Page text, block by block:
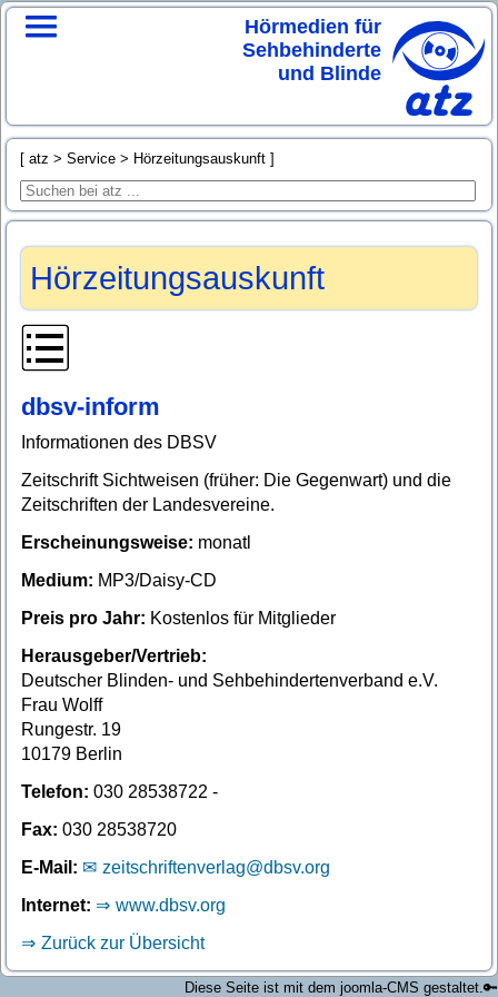
Hörmedien für
Sehbehinderte
und Blinde
atz Service Hörzeitungsauskunft
Hörzeitungsauskunft
dbsv-inform
Informationen des DBSV
Zeitschrift Sichtweisen (früher: Die Gegenwart) und die
Zeitschriften der Landesvereine.
Erscheinungsweise: monatl
Medium: MP3/Daisy-CD
Preis pro Jahr: Kostenlos für Mitglieder
Herausgeber/Vertrieb:
Deutscher Blinden- und Sehbehindertenverband e.V.
Frau Wolff
Rungestr. 19
10179 Berlin
Telefon: 030 28538722 -
Fax: 030 28538720
E-Mail:
zeitschriftenverlag@dbsv.org
Internet:
www.dbsv.org
Zurück zur Übersicht
🔑
Diese Seite ist mit dem joomla-CMS gestaltet.